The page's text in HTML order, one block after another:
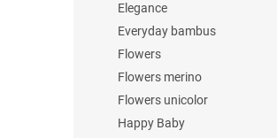
Elegance
Everyday bambus
Flowers
Flowers merino
Flowers unicolor
Happy Baby